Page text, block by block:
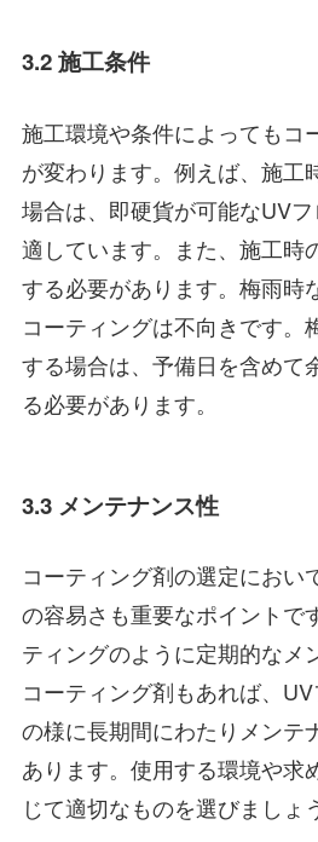
3.2 施工条件
施工環境や条件によってもコ
が変わります。例えば、施工
場合は、即硬貨が可能なUV
適しています。また、施工時
する必要があります。梅雨時
コーティングは不向きです。
する場合は、予備日を含めて
る必要があります。
3.3 メンテナンス性
コーティング剤の選定におい
の容易さも重要なポイントで
ティングのように定期的なメ
コーティング剤もあれば、
の様に長期間にわたりメンテ
あります。使用する環境や求
じて適切なものを選びましょ